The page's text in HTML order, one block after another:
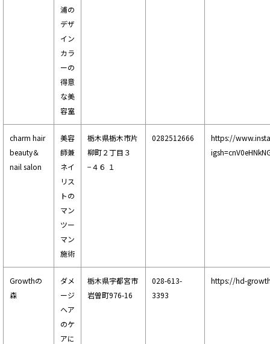
浦の
デザ
イン
カラ
ーの
得意
な美
容室
charm hair
beauty＆
nail salon
美容
師兼
ネイ
リス
トの
マン
ツー
マン
施術
栃木県栃木市片
柳町２丁目３
−４６ １
0282512666
https://
Growthの
森
ダメ
ージ
ヘア
のケ
アに
栃木県宇都宮市
岩曽町976-16
028-613-
3393
https://hd-